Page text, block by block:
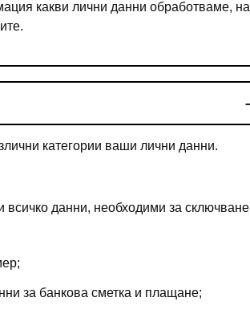
какви лични данни обработваме, на
категории ваши лични данни.
всичко данни, необходими за сключване
за банкова сметка и плащане;